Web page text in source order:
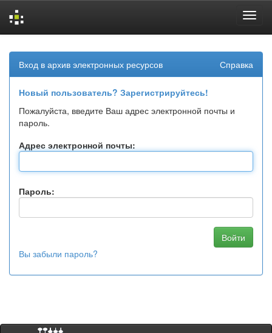
navigation
Вход в архив электронных ресурсов Справка
Новый пользователь? Зарегистрируйтесь!
Пожалуйста, введите Ваш адрес электронной почты и
пароль.
Адрес электронной почты:
Пароль:
Вы забыли пароль?